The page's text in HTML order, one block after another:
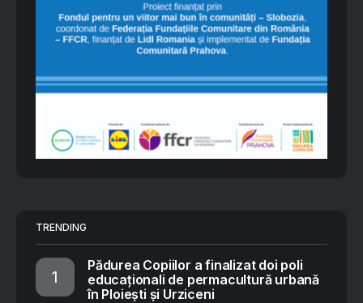
TRENDING
Pădurea Copiilor a finalizat doi poli
educaționali de permacultură urbană
în Ploiești și Urziceni